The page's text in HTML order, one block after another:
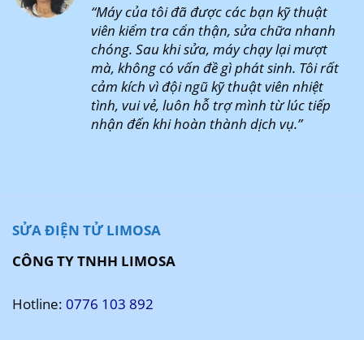
“Máy của tôi đã được các bạn kỹ thuật
viên kiểm tra cẩn thận, sửa chữa nhanh
chóng. Sau khi sửa, máy chạy lại mượt
mà, không có vấn đề gì phát sinh. Tôi rất
cảm kích vì đội ngũ kỹ thuật viên nhiệt
tình, vui vẻ, luôn hỗ trợ mình từ lúc tiếp
nhận đến khi hoàn thành dịch vụ.”
SỬA ĐIỆN TỬ LIMOSA
CÔNG TY TNHH LIMOSA
Hotline: 0776 103 892